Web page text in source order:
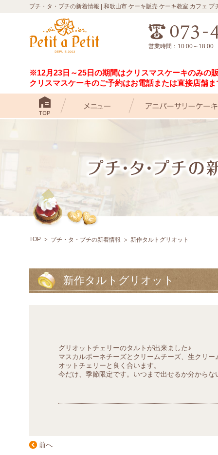
プチ・タ・プチの新着情報 | 和歌山市 ケーキ販売 ケーキ教室 カフェ プ
営業時間：10:00～18:00
※12月23日～25日の期間はクリスマスケーキのみの
クリスマスケーキのご予約はお電話または直接店舗
TOP プチ・タ・プチの新着情報 新作タルトグリオット
新作タルトグリオット
グリオットチェリーのタルトが出来ました♪
マスカルポーネチーズとクリームチーズ、生クリ
オットチェリーと良く合います。
今だけ、季節限定です。いつまで出せるか分から
前へ